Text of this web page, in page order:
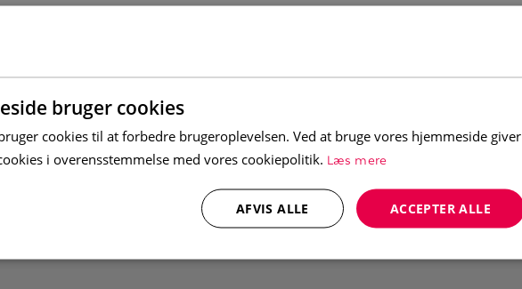
skidförråd.
barnsäng i varje boende (täcke och
kan du boka och få utkört till boendet
bruger cookies
cookies til at forbedre brugeroplevelsen. Ved at bruge vores hjemmeside giver
i overensstemmelse med vores cookiepolitik. Læs mere
ACCEPTER ALLE
AFVIS ALLE